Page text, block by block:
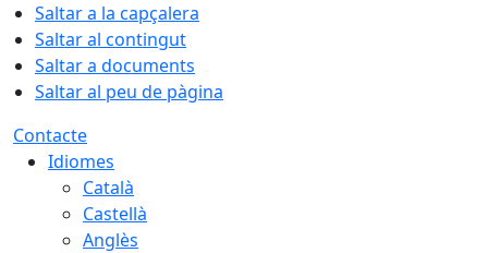
Saltar a la capçalera
Saltar al contingut
Saltar a documents
Saltar al peu de pàgina
Contacte
Idiomes
Català
Castellà
Anglès